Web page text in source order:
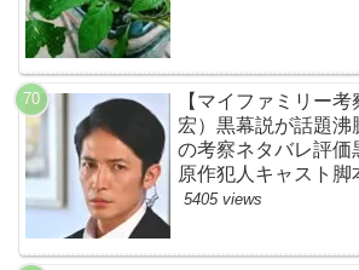
【マイファミリー
宏）黒幕説が話題沸
の考察ネタバレ評価
原作犯人キャスト脚
とめ】
5405 views